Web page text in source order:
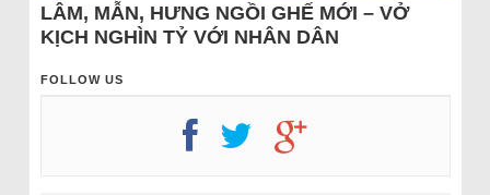
LÂM, MẪN, HƯNG NGỒI GHẾ MỚI – VỞ
KỊCH NGHÌN TỶ VỚI NHÂN DÂN
FOLLOW US